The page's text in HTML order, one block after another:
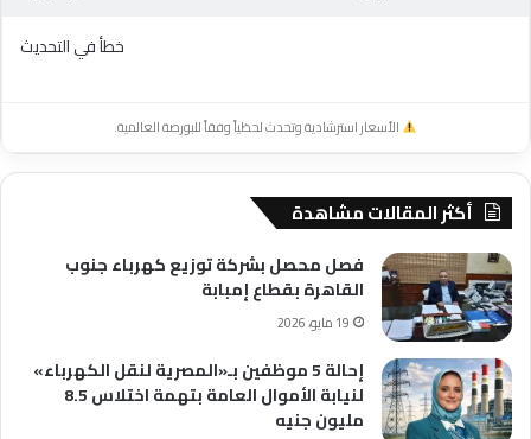
خطأ في التحديث
الأسعار استرشادية وتحدث لحظياً وفقاً للبورصة العالمية.
أكثر المقالات مشاهدة
فصل محصل بشركة توزيع كهرباء جنوب
القاهرة بقطاع إمبابة
19 مايو، 2026
إحالة 5 موظفين بـ«المصرية لنقل الكهرباء»
لنيابة الأموال العامة بتهمة اختلاس 8.5
مليون جنيه